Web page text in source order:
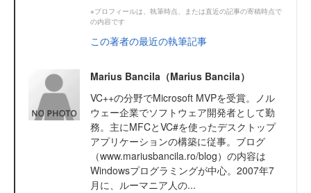
※プロフィールは、執筆時点、または直近の記事の寄稿時点で
の内容です
この著者の最近の執筆記事
Marius Bancila（Marius Bancila）
VC++の分野でMicrosoft MVPを受賞。ノル
ウェー企業でソフトウェア開発者として勤
務。主にMFCとVC#を使ったデスクトップ
アプリケーションの構築に従事。ブログ
（www.mariusbancila.ro/blog）の内容は
Windowsプログラミングが中心。2007年7
月に、ルーマニア人の...